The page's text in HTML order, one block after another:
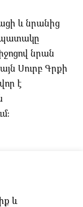
և նրանից
նպատակը
նրան
Սուրբ Գրքի
է
և